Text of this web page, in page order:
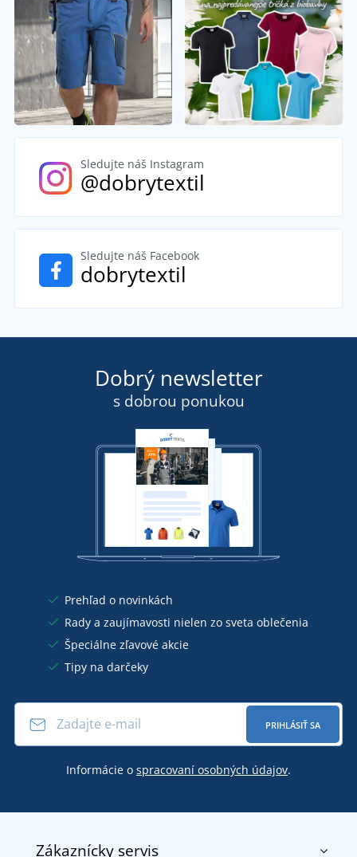
Sledujte náš Instagram
@dobrytextil
Sledujte náš Facebook
dobrytextil
Dobrý newsletter
s dobrou ponukou
Prehľad o novinkách
Rady a zaujímavosti nielen zo sveta oblečenia
Špeciálne zľavové akcie
Tipy na darčeky
PRIHLÁSIŤ SA
Informácie o spracovaní osobných údajov.
Zákaznícky servis